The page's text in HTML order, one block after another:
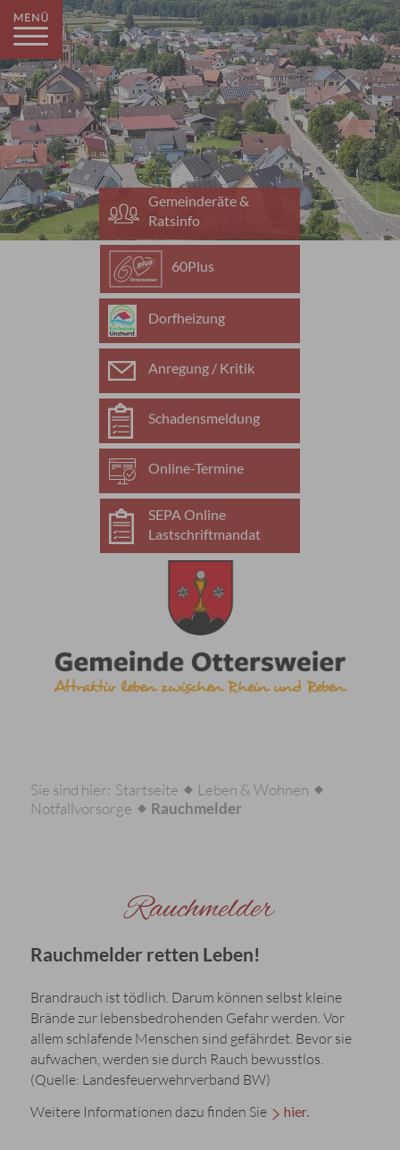
Gemeinderäte &
Ratsinfo
60Plus
Dorfheizung
Anregung / Kritik
Schadensmeldung
Online-Termine
SEPA Online
Lastschriftmandat
Sie sind hier: Startseite
Leben & Wohnen
Notfallvorsorge
Rauchmelder
Rauchmelder
Rauchmelder retten Leben!
Brandrauch ist tödlich. Darum können selbst kleine
Brände zur lebensbedrohenden Gefahr werden. Vor
allem schlafende Menschen sind gefährdet. Bevor sie
aufwachen, werden sie durch Rauch bewusstlos.
(Quelle: Landesfeuerwehrverband BW)
Weitere Informationen dazu finden Sie
hier.